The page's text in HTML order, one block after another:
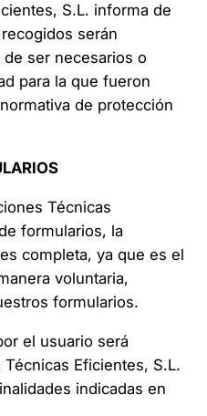
S.L. informa de
serán
ser necesarios o
para la que fueron
de protección
Técnicas
formularios, la
completa, ya que es el
voluntaria,
formularios.
el usuario será
Eficientes, S.L.
indicadas en